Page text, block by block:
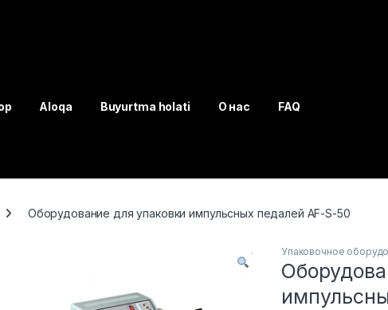
Aloqa Buyurtma holati О нас FAQ
Оборудование для упаковки импульсных педалей AF-S-50
Упаковочное